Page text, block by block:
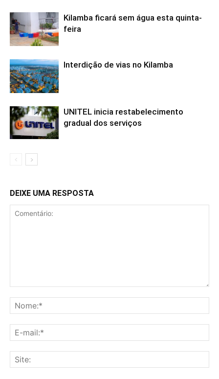
Kilamba ficará sem água esta quinta-
feira
Interdição de vias no Kilamba
UNITEL inicia restabelecimento
gradual dos serviços
DEIXE UMA RESPOSTA